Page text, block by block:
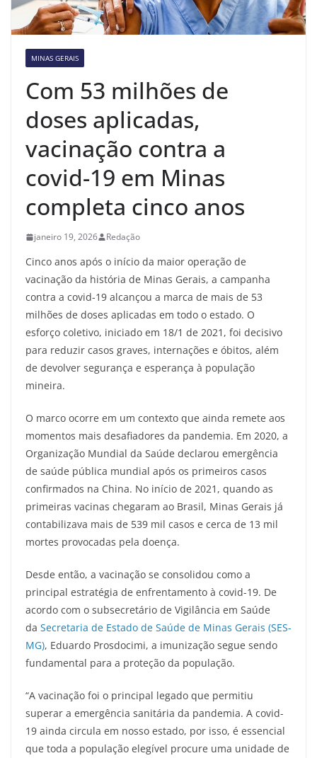
MINAS GERAIS
Com 53 milhões de
doses aplicadas,
vacinação contra a
covid-19 em Minas
completa cinco anos
janeiro 19, 2026 Redação
Cinco anos após o início da maior operação de
vacinação da história de Minas Gerais, a campanha
contra a covid-19 alcançou a marca de mais de 53
milhões de doses aplicadas em todo o estado. O
esforço coletivo, iniciado em 18/1 de 2021, foi decisivo
para reduzir casos graves, internações e óbitos, além
de devolver segurança e esperança à população
mineira.
O marco ocorre em um contexto que ainda remete aos
momentos mais desafiadores da pandemia. Em 2020, a
Organização Mundial da Saúde declarou emergência
de saúde pública mundial após os primeiros casos
confirmados na China. No início de 2021, quando as
primeiras vacinas chegaram ao Brasil, Minas Gerais já
contabilizava mais de 539 mil casos e cerca de 13 mil
mortes provocadas pela doença.
Desde então, a vacinação se consolidou como a
principal estratégia de enfrentamento à covid-19. De
acordo com o subsecretário de Vigilância em Saúde
da Secretaria de Estado de Saúde de Minas Gerais (SES-
MG), Eduardo Prosdocimi, a imunização segue sendo
fundamental para a proteção da população.
“A vacinação foi o principal legado que permitiu
superar a emergência sanitária da pandemia. A covid-
19 ainda circula em nosso estado, por isso, é essencial
que toda a população elegível procure uma unidade de